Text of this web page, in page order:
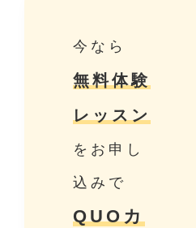
今なら
無料体験
レッスン
をお申し
込みで
QUOカ